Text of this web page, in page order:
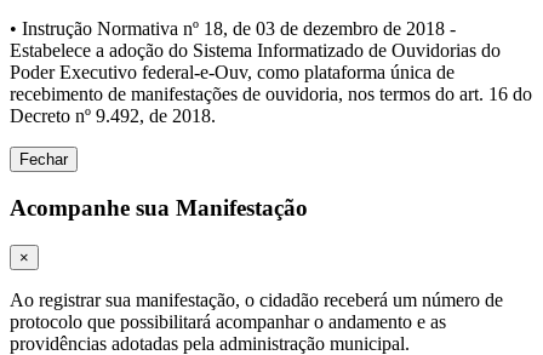
• Instrução Normativa nº 18, de 03 de dezembro de 2018 -
Estabelece a adoção do Sistema Informatizado de Ouvidorias do
Poder Executivo federal-e-Ouv, como plataforma única de
recebimento de manifestações de ouvidoria, nos termos do art. 16 do
Decreto nº 9.492, de 2018.
Fechar
Acompanhe sua Manifestação
×
Ao registrar sua manifestação, o cidadão receberá um número de
protocolo que possibilitará acompanhar o andamento e as
providências adotadas pela administração municipal.